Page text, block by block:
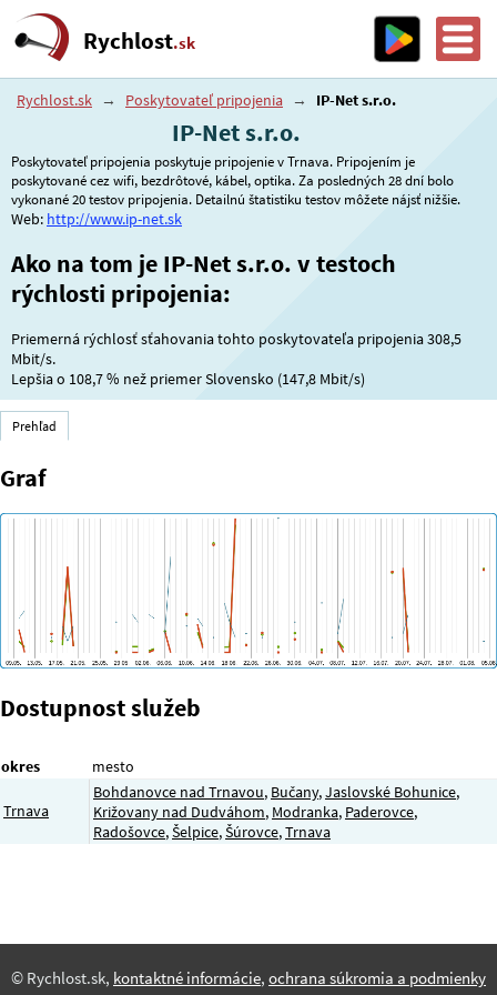
Rychlost.sk
Rychlost.sk → Poskytovateľ pripojenia → IP-Net s.r.o.
IP-Net s.r.o.
Poskytovateľ pripojenia poskytuje pripojenie v Trnava. Pripojením je
poskytované cez wifi, bezdrôtové, kábel, optika. Za posledných 28 dní bolo
vykonané 20 testov pripojenia. Detailnú štatistiku testov môžete nájsť nižšie.
Web: http://www.ip-net.sk
Ako na tom je IP-Net s.r.o. v testoch
rýchlosti pripojenia:
Priemerná rýchlosť sťahovania tohto poskytovateľa pripojenia 308,5
Mbit/s.
Lepšia o 108,7 % než priemer Slovensko (147,8 Mbit/s)
Prehľad
Graf
Dostupnost služeb
okres mesto
Trnava
Bohdanovce nad Trnavou, Bučany,Jaslovské Bohunice,
Križovany nad Dudváhom, Modranka, Paderovce,
Radošovce,Šelpice,Šúrovce,Trnava
© Rychlost.sk, kontaktné informácie, ochrana súkromia a podmienky